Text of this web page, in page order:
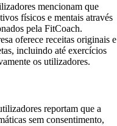
mencionam que
físicos e mentais através
pela FitCoach.
oferece receitas originais e
incluindo até exercícios
os utilizadores.
reportam que a
sem consentimento,